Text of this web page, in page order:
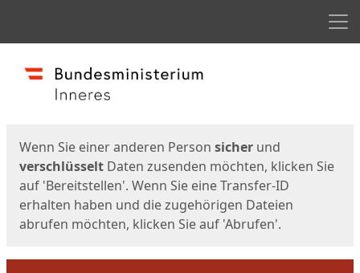
Start
Wenn Sie einer anderen Person sicher und
verschlüsselt Daten zusenden möchten, klicken Sie
auf 'Bereitstellen'. Wenn Sie eine Transfer-ID
erhalten haben und die zugehörigen Dateien
abrufen möchten, klicken Sie auf 'Abrufen'.